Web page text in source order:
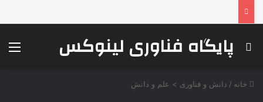
پایگاه فناوری لینوکس
جستجو برای
خانه / دانش و فناوری > علم و دانش